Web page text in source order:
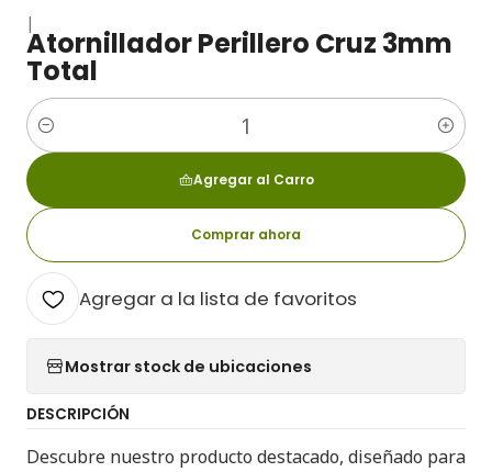
|
Atornillador Perillero Cruz 3mm
Total
Cantidad
Agregar al Carro
Comprar ahora
Agregar a la lista de favoritos
Mostrar stock de ubicaciones
DESCRIPCIÓN
Descubre nuestro producto destacado, diseñado para